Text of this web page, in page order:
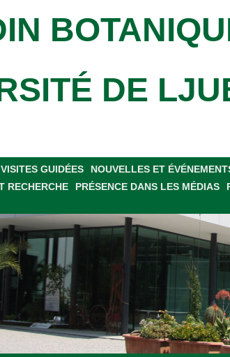
DE
VISITES GUIDÉES NOUVELLES ET
RECHERCHE PRÉSENCE DANS LES MÉDIAS